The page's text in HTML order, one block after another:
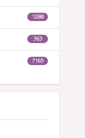
1288
363
7165